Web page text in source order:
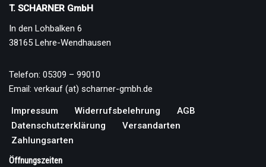
T. SCHARNER GmbH
In den Lohbalken 6
38165 Lehre-Wendhausen
Telefon: 05309 – 99010
Email: verkauf (at) scharner-gmbh.de
Impressum Widerrufsbelehrung
AGB
Datenschutzerklärung
Versandarten
Zahlungsarten
Öffnungszeiten